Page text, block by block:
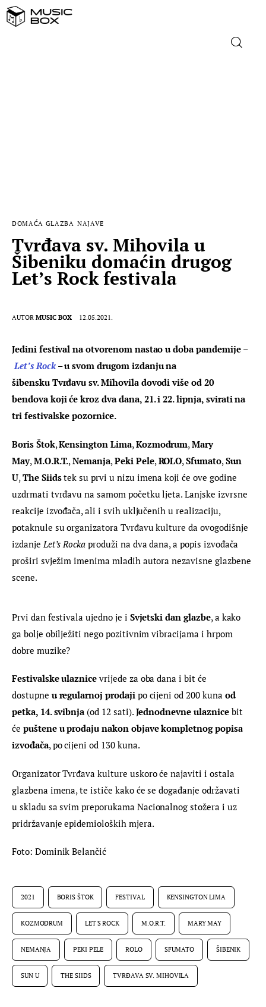
DOMAĆA GLAZBA NAJAVE
Tvrđava sv. Mihovila u
Šibeniku domaćin drugog
Let’s Rock festivala
AUTOR MUSIC BOX 12.05.2021.
Jedini festival na otvorenom nastao u doba pandemije –
Let’s Rock – u svom drugom izdanju na
šibensku Tvrđavu sv. Mihovila dovodi više od 20
bendova koji će kroz dva dana, 21. i 22. lipnja, svirati na
tri festivalske pozornice.
Boris Štok, Kensington Lima, Kozmodrum, Mary
May, M.O.R.T., Nemanja, Peki Pele, ROLO, Sfumato, Sun
U, The Siids tek su prvi u nizu imena koji će ove godine
uzdrmati tvrđavu na samom početku ljeta. Lanjske izvrsne
reakcije izvođača, ali i svih uključenih u realizaciju,
potaknule su organizatora Tvrđavu kulture da ovogodišnje
izdanje Let’s Rocka produži na dva dana, a popis izvođača
proširi svježim imenima mladih autora nezavisne glazbene
scene.
Prvi dan festivala ujedno je i Svjetski dan glazbe, a kako
ga bolje obilježiti nego pozitivnim vibracijama i hrpom
dobre muzike?
Festivalske ulaznice vrijede za oba dana i bit će
dostupne u regularnoj prodaji po cijeni od 200 kuna od
petka, 14. svibnja (od 12 sati). Jednodnevne ulaznice bit
će puštene u prodaju nakon objave kompletnog popisa
izvođača, po cijeni od 130 kuna.
Organizator Tvrđava kulture uskoro će najaviti i ostala
glazbena imena, te ističe kako će se događanje održavati
u skladu sa svim preporukama Nacionalnog stožera i uz
pridržavanje epidemioloških mjera.
Foto: Dominik Belančić
2021 BORIS ŠTOK FESTIVAL KENSINGTON LIMA
KOZMODRUM LET'S ROCK M.O.R.T. MARY MAY
NEMANJA PEKI PELE ROLO SFUMATO ŠIBENIK
SUN U THE SIIDS TVRĐAVA SV. MIHOVILA